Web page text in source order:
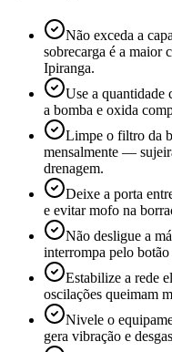
Não exceda a
sobrecarga é a maior
Ipiranga.
Use a quantidade
a bomba e oxida
Limpe o filtro da
mensalmente —
drenagem.
Deixe a porta
e evitar mofo na
Não desligue a
interrompa pelo botão
Estabilize a rede
oscilações queimam
Nivele o
gera vibração e